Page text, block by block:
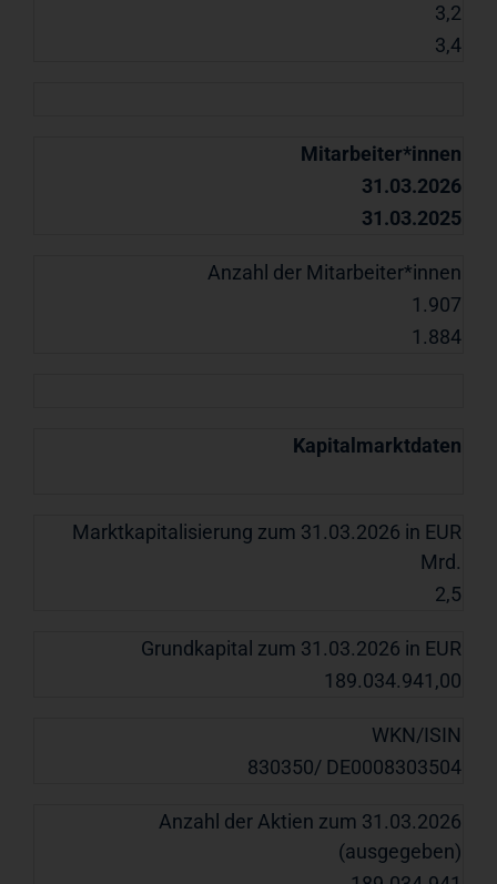
3,2
3,4
Mitarbeiter*innen
31.03.2026
31.03.2025
Anzahl der Mitarbeiter*innen
1.907
1.884
Kapitalmarktdaten
Marktkapitalisierung zum 31.03.2026 in EUR
Mrd.
2,5
Grundkapital zum 31.03.2026 in EUR
189.034.941,00
WKN/ISIN
830350/ DE0008303504
Anzahl der Aktien zum 31.03.2026
(ausgegeben)